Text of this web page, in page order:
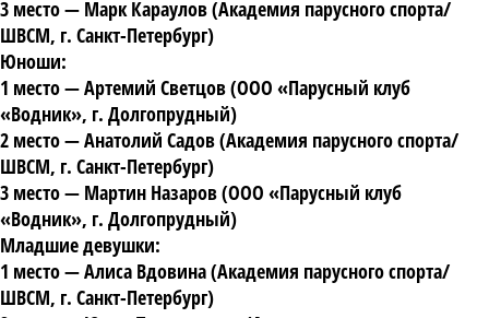
3 место— Марк Караулов (Академия парусного спорта/
ШВСМ, г. Санкт-Петербург)
Юноши:
1 место— Артемий Светцов (ООО «Парусный клуб
«Водник», г. Долгопрудный)
2 место— Анатолий Садов (Академия парусного спорта/
ШВСМ, г. Санкт-Петербург)
3 место— Мартин Назаров (ООО «Парусный клуб
«Водник», г. Долгопрудный)
Младшие девушки:
1 место— Алиса Вдовина (Академия парусного спорта/
ШВСМ, г. Санкт-Петербург)